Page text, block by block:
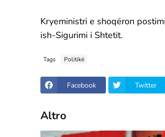
Kryeministri e shoqëron
ish-Sigurimi i Shtetit.
Tags Politikë
Facebook Twitter
Altro